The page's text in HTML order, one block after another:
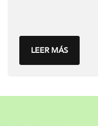
LEER MÁS